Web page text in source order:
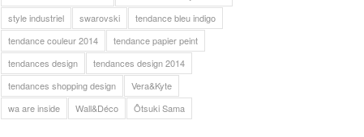
style industriel
swarovski
tendance bleu indigo
tendance couleur 2014
tendance papier peint
tendances design
tendances design 2014
tendances shopping design
Vera&Kyte
wa are inside
Wall&Déco Ôtsuki Sama